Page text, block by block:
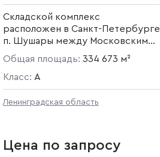
д 135 соор 1
Складской комплекс
расположен в Санкт-Петербурге
п. Шушары между Московским
шоссе и Софийской улице по
Колпинскому шоссе.
Общая площадь: 334 673 м²
Класс: A
Ленинградская область
Цена по запросу